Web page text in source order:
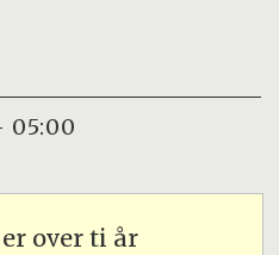
05:00
over ti år